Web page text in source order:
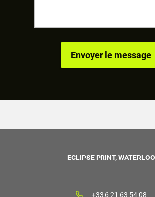
ECLIPSE PRINT, WATERLOO
+33 6 21 63 54 08